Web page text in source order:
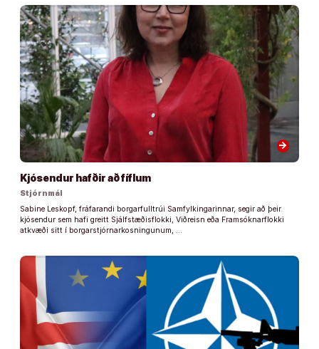
arrow_forward
Kjósendur hafðir að fíflum
Stjórnmál
Sabine Leskopf, fráfarandi borgarfulltrúi Samfylkingarinnar, segir að þeir
kjósendur sem hafi greitt Sjálfstæðisflokki, Viðreisn eða Framsóknarflokki
atkvæði sitt í borgarstjórnarkosningunum, …